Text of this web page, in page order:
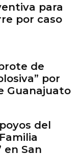
para
por caso
de
por
Guanajuato
del
en San